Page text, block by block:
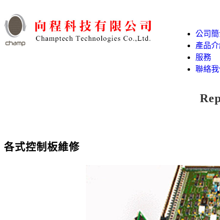
公司
產品
服務
聯絡
各式控制板維修